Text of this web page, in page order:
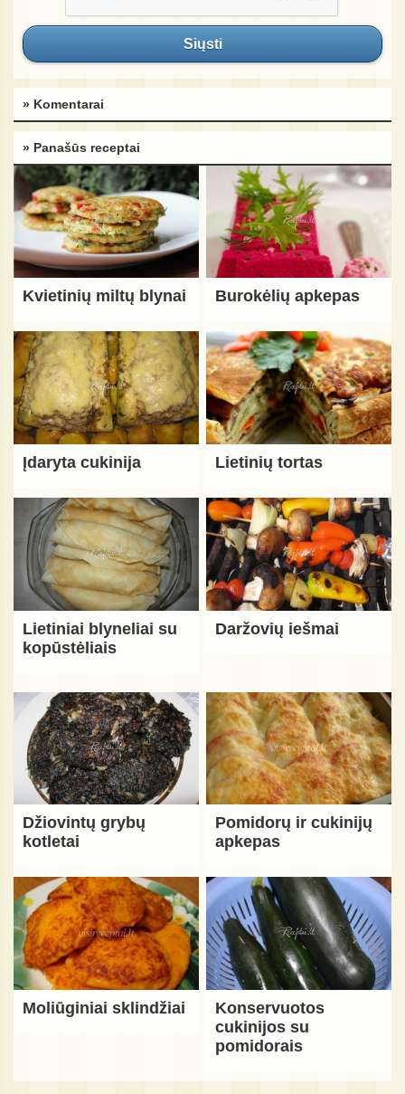
Siųsti
» Komentarai
» Panašūs receptai
Kvietinių miltų blynai Burokėlių apkepas
Įdaryta cukinija Lietinių tortas
Lietiniai blyneliai su
kopūstėliais
Daržovių iešmai
Džiovintų grybų
kotletai
Pomidorų ir cukinijų
apkepas
Moliūginiai sklindžiai
Konservuotos
cukinijos su
pomidorais